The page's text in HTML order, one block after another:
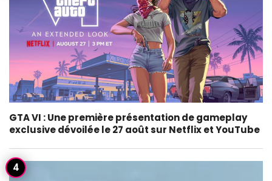
GTA VI : Une première présentation de gameplay
exclusive dévoilée le 27 août sur Netflix et YouTube